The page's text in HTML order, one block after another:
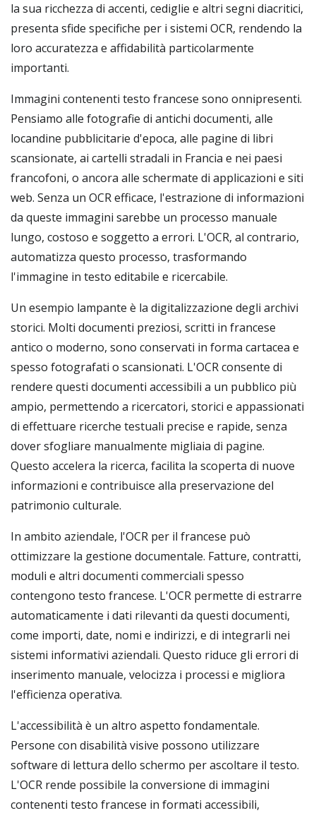
la sua ricchezza di accenti, cediglie e altri segni diacritici,
presenta sfide specifiche per i sistemi OCR, rendendo la
loro accuratezza e affidabilità particolarmente
importanti.
Immagini contenenti testo francese sono onnipresenti.
Pensiamo alle fotografie di antichi documenti, alle
locandine pubblicitarie d'epoca, alle pagine di libri
scansionate, ai cartelli stradali in Francia e nei paesi
francofoni, o ancora alle schermate di applicazioni e siti
web. Senza un OCR efficace, l'estrazione di informazioni
da queste immagini sarebbe un processo manuale
lungo, costoso e soggetto a errori. L'OCR, al contrario,
automatizza questo processo, trasformando
l'immagine in testo editabile e ricercabile.
Un esempio lampante è la digitalizzazione degli archivi
storici. Molti documenti preziosi, scritti in francese
antico o moderno, sono conservati in forma cartacea e
spesso fotografati o scansionati. L'OCR consente di
rendere questi documenti accessibili a un pubblico più
ampio, permettendo a ricercatori, storici e appassionati
di effettuare ricerche testuali precise e rapide, senza
dover sfogliare manualmente migliaia di pagine.
Questo accelera la ricerca, facilita la scoperta di nuove
informazioni e contribuisce alla preservazione del
patrimonio culturale.
In ambito aziendale, l'OCR per il francese può
ottimizzare la gestione documentale. Fatture, contratti,
moduli e altri documenti commerciali spesso
contengono testo francese. L'OCR permette di estrarre
automaticamente i dati rilevanti da questi documenti,
come importi, date, nomi e indirizzi, e di integrarli nei
sistemi informativi aziendali. Questo riduce gli errori di
inserimento manuale, velocizza i processi e migliora
l'efficienza operativa.
L'accessibilità è un altro aspetto fondamentale.
Persone con disabilità visive possono utilizzare
software di lettura dello schermo per ascoltare il testo.
L'OCR rende possibile la conversione di immagini
contenenti testo francese in formati accessibili,